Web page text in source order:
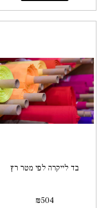
בד לייקרה לפי מטר רץ
₪504